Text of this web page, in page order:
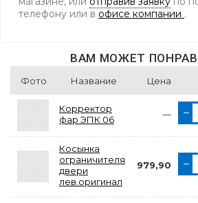
телефону или в офисе компании .
ВАМ МОЖЕТ
Фото Название Цена
Корректор
фар ЭПК 06
—
Косынка
ограничителя
двери
лев.оригинал
979,90